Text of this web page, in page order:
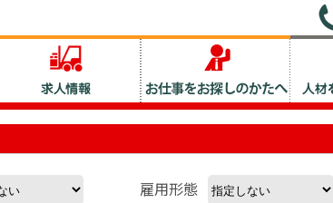
雇用形態